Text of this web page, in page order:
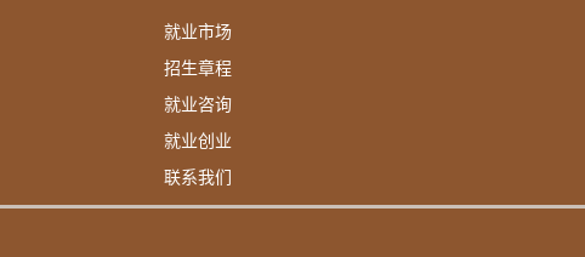
就业市场
招生章程
就业咨询
就业创业
联系我们